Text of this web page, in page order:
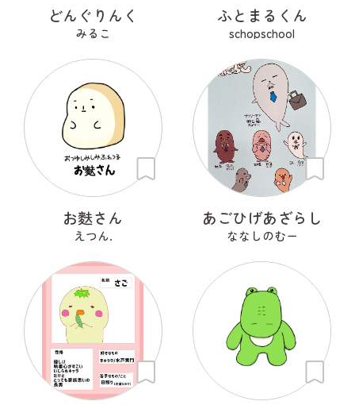
どんぐりんく
みるこ
ふとまるくん
schopschool
お麩さん
えつん.
あごひげあざらし
ななしのむー